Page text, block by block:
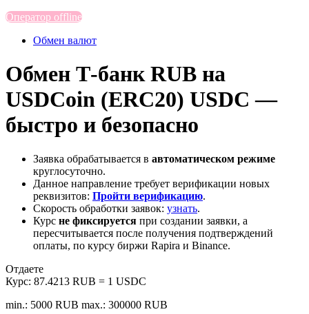
Оператор offline
Обмен валют
Обмен Т-банк RUB на
USDCoin (ERC20) USDC —
быстро и безопасно
Заявка обрабатывается в автоматическом режиме
круглосуточно.
Данное направление требует верификации новых
реквизитов: Пройти верификацию.
Скорость обработки заявок: узнать.
Курс не фиксируется при создании заявки, а
пересчитывается после получения подтверждений
оплаты, по курсу биржи Rapira и Binance.
Отдаете
Курс: 87.4213 RUB = 1 USDC
min.: 5000 RUB max.: 300000 RUB